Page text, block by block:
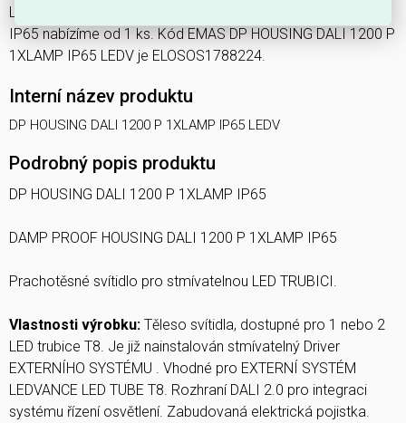
LEDVANCE DAMP PROOF HOUSING DALI 1200 P 1XLAMP
IP65 nabízíme od 1 ks. Kód EMAS DP HOUSING DALI 1200 P
1XLAMP IP65 LEDV je ELOSOS1788224.
Interní název produktu
DP HOUSING DALI 1200 P 1XLAMP IP65 LEDV
Podrobný popis produktu
DP HOUSING DALI 1200 P 1XLAMP IP65
DAMP PROOF HOUSING DALI 1200 P 1XLAMP IP65
Prachotěsné svítidlo pro stmívatelnou LED TRUBICI.
Vlastnosti výrobku: Těleso svítidla, dostupné pro 1 nebo 2
LED trubice T8. Je již nainstalován stmívatelný Driver
EXTERNÍHO SYSTÉMU . Vhodné pro EXTERNÍ SYSTÉM
LEDVANCE LED TUBE T8. Rozhraní DALI 2.0 pro integraci
systému řízení osvětlení. Zabudovaná elektrická pojistka.